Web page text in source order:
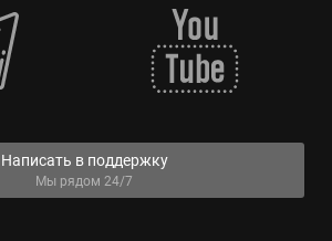
Написать в поддержку
Мы рядом 24/7